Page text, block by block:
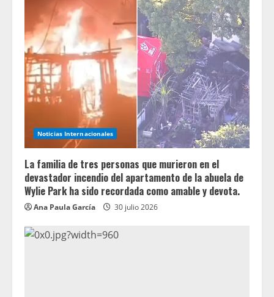
Noticias Internacionales
La familia de tres personas que murieron en el
devastador incendio del apartamento de la abuela de
Wylie Park ha sido recordada como amable y devota.
Ana Paula García 30 julio 2026